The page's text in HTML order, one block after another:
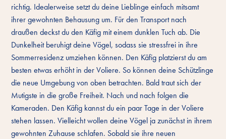
richtig. Idealerweise setzt du deine Lieblinge einfach mitsamt
ihrer gewohnten Behausung um. Für den Transport nach
draußen deckst du den Käfig mit einem dunklen Tuch ab. Die
Dunkelheit beruhigt deine Vögel, sodass sie stressfrei in ihre
Sommerresidenz umziehen können. Den Käfig platzierst du am
besten etwas erhöht in der Voliere. So können deine Schützlinge
die neue Umgebung von oben betrachten. Bald traut sich der
Mutigste in die große Freiheit. Nach und nach folgen die
Kameraden. Den Käfig kannst du ein paar Tage in der Voliere
stehen lassen. Vielleicht wollen deine Vögel ja zunächst in ihrem
gewohnten Zuhause schlafen. Sobald sie ihre neuen